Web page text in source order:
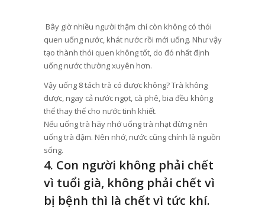
Bây giờ nhiều người thậm chí còn không có thói
quen uống nước, khát nước rồi mới uống. Như vậy
tạo thành thói quen không tốt, do đó nhất định
uống nước thường xuyên hơn.
Vậy uống 8 tách trà có được không? Trà không
được, ngay cả nước ngọt, cà phê, bia đều không
thể thay thế cho nước tinh khiết.
Nếu uống trà hãy nhớ uống trà nhạt đừng nên
uống trà đậm. Nên nhớ, nước cũng chính là nguồn
sống.
4. Con người không phải chết
vì tuổi già, không phải chết vì
bị bệnh thì là chết vì tức khí.